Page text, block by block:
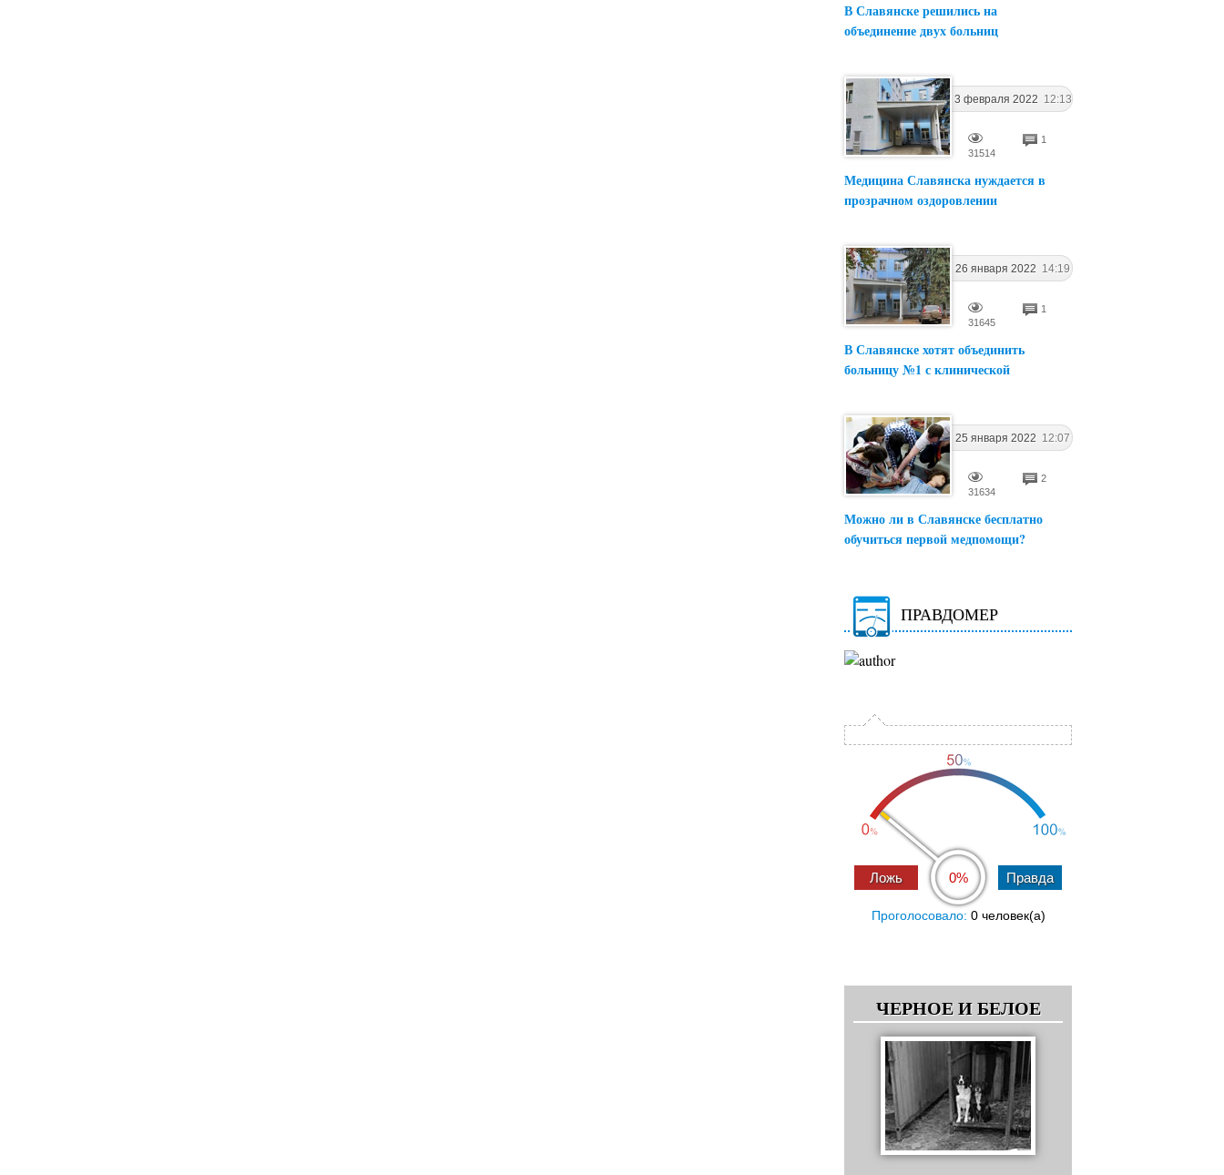
В Славянске решились на
объединение двух больниц
3 февраля 2022 12:13
31514
1
Медицина Славянска нуждается в
прозрачном оздоровлении
26 января 2022 14:19
31645
1
В Славянске хотят объединить
больницу №1 с клинической
25 января 2022 12:07
31634
2
Можно ли в Славянске бесплатно
обучиться первой медпомощи?
ПРАВДОМЕР
0%
Проголосовало: 0 человек(a)
ЧЕРНОЕ И БЕЛОЕ